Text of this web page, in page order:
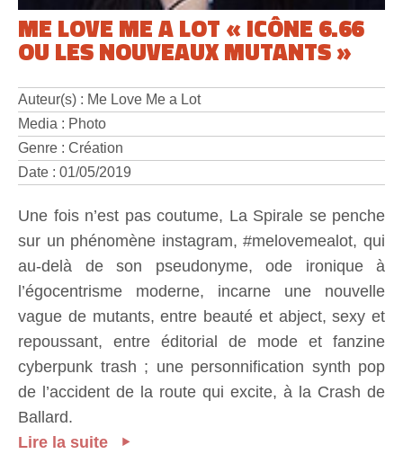
ME LOVE ME A LOT « ICÔNE 6.66
OU LES NOUVEAUX MUTANTS »
Auteur(s) : Me Love Me a Lot
Media : Photo
Genre : Création
Date : 01/05/2019
Une fois n’est pas coutume, La Spirale se penche
sur un phénomène instagram, #melovemealot, qui
au-delà de son pseudonyme, ode ironique à
l’égocentrisme moderne, incarne une nouvelle
vague de mutants, entre beauté et abject, sexy et
repoussant, entre éditorial de mode et fanzine
cyberpunk trash ; une personnification synth pop
de l’accident de la route qui excite, à la Crash de
Ballard.
Lire la suite